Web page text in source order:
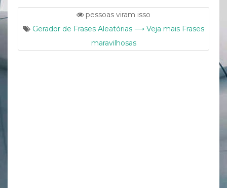
pessoas viram isso
Gerador de Frases Aleatórias ⟶ Veja mais Frases
maravilhosas